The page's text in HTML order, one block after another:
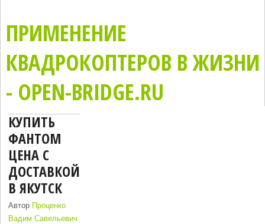
ПРИМЕНЕНИЕ
КВАДРОКОПТЕРОВ В ЖИЗНИ
- OPEN-BRIDGE.RU
КУПИТЬ
ФАНТОМ
ЦЕНА С
ДОСТАВКОЙ
В ЯКУТСК
Автор Проценко
Вадим Савельевич